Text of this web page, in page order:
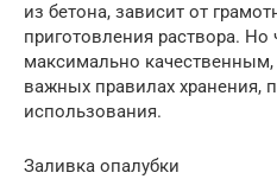
из бетона, зависит от
приготовления раствора. Но
максимально качественным,
важных правилах хранения,
использования.
Заливка опалубки